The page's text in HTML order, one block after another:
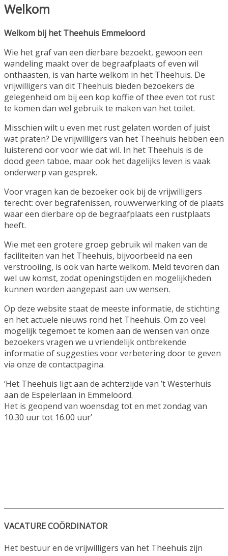
Welkom
Welkom bij het Theehuis Emmeloord
Wie het graf van een dierbare bezoekt, gewoon een
wandeling maakt over de begraafplaats of even wil
onthaasten, is van harte welkom in het Theehuis. De
vrijwilligers van dit Theehuis bieden bezoekers de
gelegenheid om bij een kop koffie of thee even tot rust
te komen dan wel gebruik te maken van het toilet.
Misschien wilt u even met rust gelaten worden of juist
wat praten? De vrijwilligers van het Theehuis hebben een
luisterend oor voor wie dat wil. In het Theehuis is de
dood geen taboe, maar ook het dagelijks leven is vaak
onderwerp van gesprek.
Voor vragen kan de bezoeker ook bij de vrijwilligers
terecht: over begrafenissen, rouwverwerking of de plaats
waar een dierbare op de begraafplaats een rustplaats
heeft.
Wie met een grotere groep gebruik wil maken van de
faciliteiten van het Theehuis, bijvoorbeeld na een
verstrooiing, is ook van harte welkom. Meld tevoren dan
wel uw komst, zodat openingstijden en mogelijkheden
kunnen worden aangepast aan uw wensen.
Op deze website staat de meeste informatie, de stichting
en het actuele nieuws rond het Theehuis. Om zo veel
mogelijk tegemoet te komen aan de wensen van onze
bezoekers vragen we u vriendelijk ontbrekende
informatie of suggesties voor verbetering door te geven
via onze de contactpagina.
‘Het Theehuis ligt aan de achterzijde van ’t Westerhuis
aan de Espelerlaan in Emmeloord.
Het is geopend van woensdag tot en met zondag van
10.30 uur tot 16.00 uur’
VACATURE COÖRDINATOR
Het bestuur en de vrijwilligers van het Theehuis zijn